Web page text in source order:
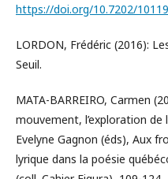
https://doi.org/10.7202/
LORDON, Frédéric (2016):
Seuil.
MATA-BARREIRO, Carmen
mouvement, l’exploration de
Evelyne Gagnon (éds), Aux
lyrique dans la poésie